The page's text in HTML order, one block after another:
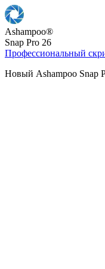
Ashampoo®
Snap Pro 26
Профессиональный
Новый Ashampoo Snap